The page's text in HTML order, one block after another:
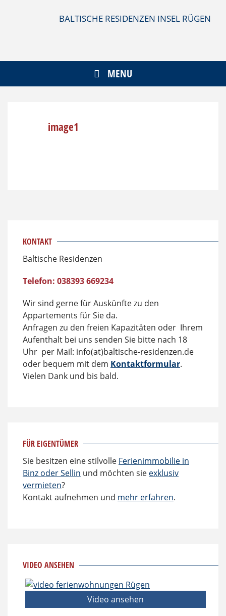
BALTISCHE RESIDENZEN INSEL RÜGEN
MENU
image1
KONTAKT
Baltische Residenzen
Telefon: 038393 669234
Wir sind gerne für Auskünfte zu den
Appartements für Sie da.
Anfragen zu den freien Kapazitäten oder Ihrem
Aufenthalt bei uns senden Sie bitte nach 18
Uhr per Mail: info(at)baltische-residenzen.de
oder bequem mit dem Kontaktformular.
Vielen Dank und bis bald.
FÜR EIGENTÜMER
Sie besitzen eine stilvolle Ferienimmobilie in
Binz oder Sellin und möchten sie exklusiv
vermieten?
Kontakt aufnehmen und mehr erfahren.
VIDEO ANSEHEN
Video ansehen